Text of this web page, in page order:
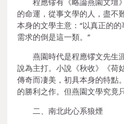
的命運，從事文學的人，盡不
本身的文學主意：“以真正的
需求的倒是這一類。”
燕園時代是程應镠文先生
說為主打。小說《秋收》《荷
傳奇而凄美，初具本身的特點
的勝利之作。但燕園文學究竟
二、南北此心系狼煙